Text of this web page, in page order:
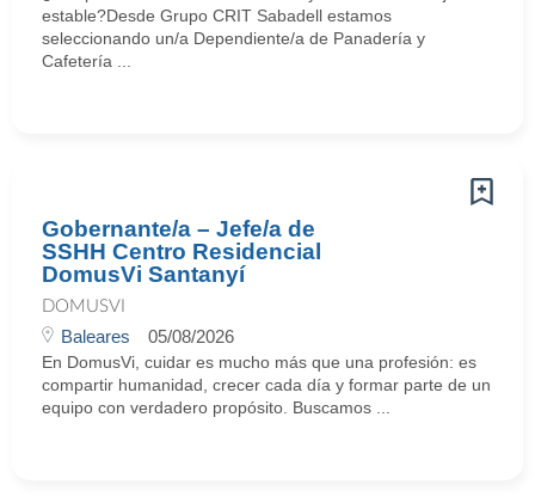
estable?Desde Grupo CRIT Sabadell estamos
seleccionando un/a Dependiente/a de Panadería y
Cafetería ...
Gobernante/a – Jefe/a de
SSHH Centro Residencial
DomusVi Santanyí
DOMUSVI
Baleares 05/08/2026
En DomusVi, cuidar es mucho más que una profesión: es
compartir humanidad, crecer cada día y formar parte de un
equipo con verdadero propósito. Buscamos ...